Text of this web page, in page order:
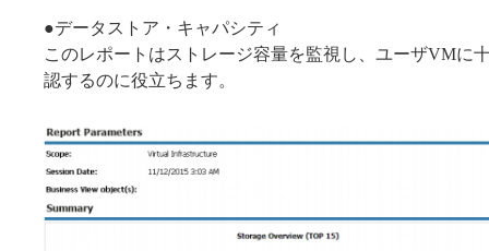
●データストア・キャパシティ
このレポートはストレージ容量を監視し、ユーザVMに
認するのに役立ちます。